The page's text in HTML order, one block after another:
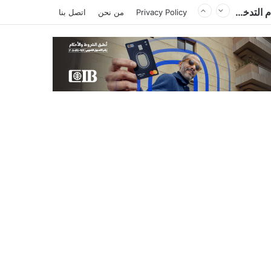
التجاري وفا بنك إيجيبت يدعم التبادل الثقافي والفني قارة أفريقيا من خلال مبادرة « JamSalam 2026 » Privacy Policy من نحن اتصل بنا